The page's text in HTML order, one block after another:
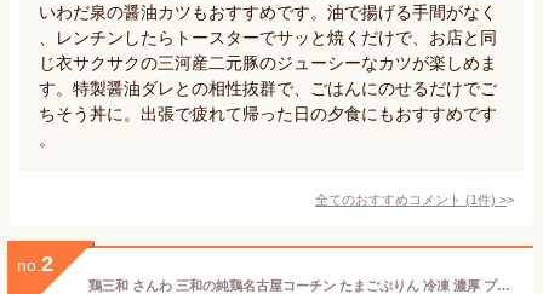
いわだ泉の醤油カツもおすすめです。油で揚げる手間がなく
、レンチンしたらトースターでサッと焼くだけで、お店と同
じ衣サクサクの三河産二元豚のジューシーなカツが楽しめま
す。特製醤油ダレとの相性抜群で、ごはんにのせるだけでご
ちそう丼に。出張で疲れて帰った日の夕食にもおすすめです
。
全てのおすすめコメント (1件) >
no. 2
鶏三和 さんわ 三和の純鶏名古屋コーチン たまごぷりん 冷凍 濃厚 プリン ギフト プレゼント 人気 スイーツ お土産 (1箱)